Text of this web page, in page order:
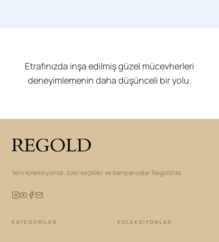
Etrafınızda inşa edilmiş güzel mücevherleri
deneyimlemenin daha düşünceli bir yolu.
Yeni koleksiyonlar, özel seçkiler ve kampanyalar Regold'da.
KATEGORILER KOLEKSIYONLAR